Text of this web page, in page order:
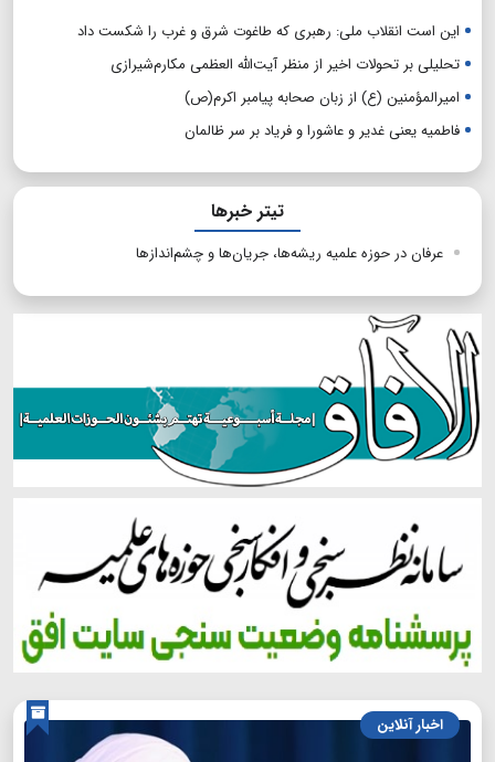
این است انقلاب ملی: رهبری که طاغوت شرق و غرب را شکست داد
تحلیلی بر تحولات اخیر از منظر آیت‌الله العظمی مکارم‌شیرازی
امیرالمؤمنین (ع) از زبان صحابه پیامبر اکرم(ص)
فاطمیه یعنی غدیر و عاشورا و فریاد بر سر ظالمان
تیتر خبرها
عرفان در حوزه علمیه ریشه‌ها، جریان‌ها و چشم‌اندازها
اخبار آنلاین